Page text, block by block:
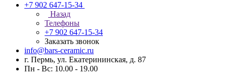
+7 902 647-15-34
Назад
Телефоны
+7 902 647-15-34
Заказать звонок
info@bars-ceramic.ru
г. Пермь, ул. Екатерининская, д. 87
Пн - Вс: 10.00 - 19.00